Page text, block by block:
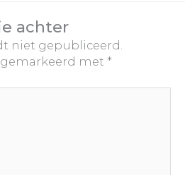
achter
niet gepubliceerd.
met *